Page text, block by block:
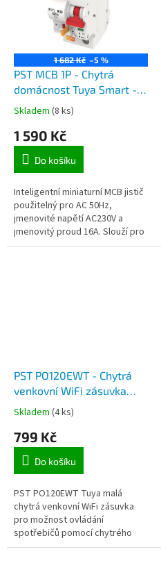
1 682 Kč –5 %
PST MCB 1P - Chytrá
domácnost Tuya Smart -
modulární jistič s Wifi
připojením, 16A, AC 230V
Skladem (8 ks)
1 590 Kč
Do košíku
Inteligentní miniaturní MCB jistič
použitelný pro AC 50Hz,
jmenovité napětí AC230V a
jmenovitý proud 16A. Slouží pro
dálkové spínání, vypínání a
PST PO120EWT - Chytrá
venkovní WiFi zásuvka
SMART pro ovládání
spotřebičů přes aplikaci
TuyaSmart
Skladem (4 ks)
799 Kč
Do košíku
PST PO120EWT Tuya malá
chytrá venkovní WiFi zásuvka
pro možnost ovládání
spotřebičů pomocí chytrého
mobilního telefonu a aplikace